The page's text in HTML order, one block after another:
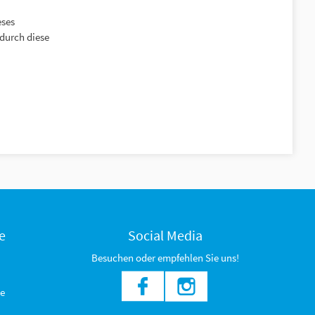
diese
Social Media
Besuchen oder empfehlen Sie uns!